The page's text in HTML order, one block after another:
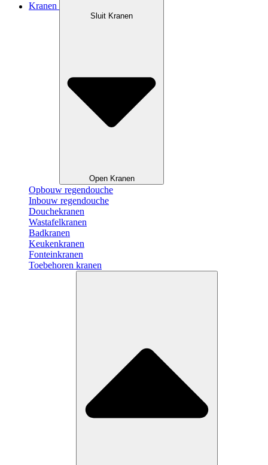
Kranen
Sluit Kranen
Open Kranen
Opbouw regendouche
Inbouw regendouche
Douchekranen
Wastafelkranen
Badkranen
Keukenkranen
Fonteinkranen
Toebehoren kranen